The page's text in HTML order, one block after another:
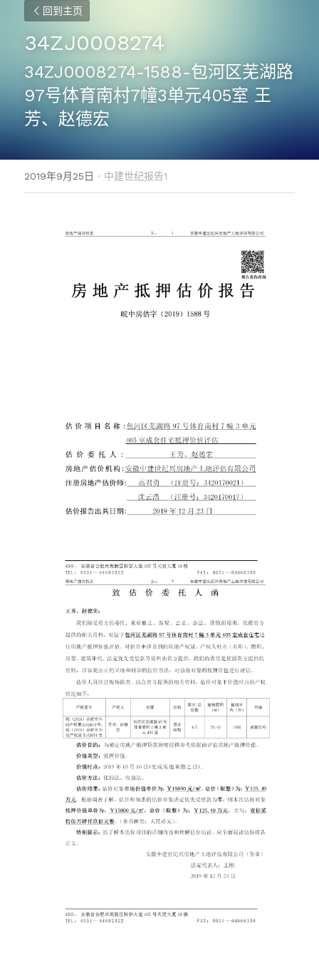
回到主页
34ZJ0008274
34ZJ0008274-1588-包河区芜湖路
97号体育南村7幢3单元405室 王
芳、赵德宏
2019年9月25日 · 中建世纪报告1